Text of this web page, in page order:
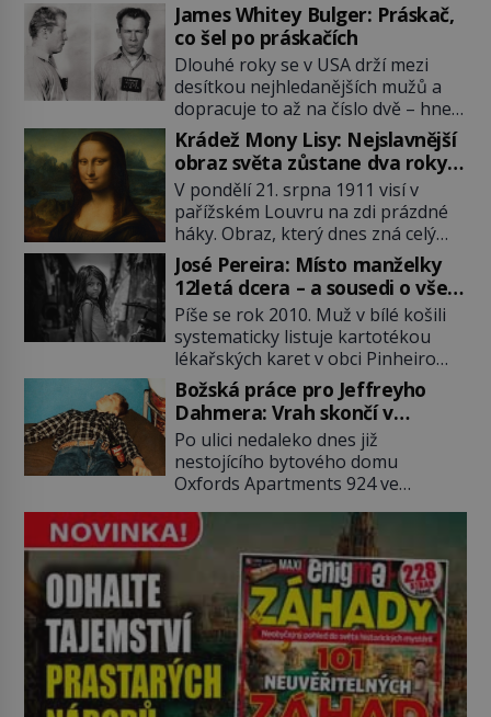
James Whitey Bulger: Práskač,
co šel po práskačích
Dlouhé roky se v USA drží mezi
desítkou nejhledanějších mužů a
dopracuje to až na číslo dvě – hned
po Usámovi bin Ládinovi (1957–
2011). To je James „Whitey“ Bulger
(1929–2018) viněný ze spoluúčasti
na 19 vraždách, vydírání a lichvy. A
samozřejmě, krom toho je ještě
drogový dealer, který neváhá
odstranit z cesty všechny práskače,
zatímco […]
Krádež Mony Lisy: Nejslavnější
obraz světa zůstane dva roky
nezvěstný
V pondělí 21. srpna 1911 visí v
pařížském Louvru na zdi prázdné
háky. Obraz, který dnes zná celý
svět, je pryč. Zpočátku si nikdo
nemyslí, že jde o krádež.
Zaměstnanci jsou přesvědčeni, že
Mona Lisa je jen v restaurátorské
dílně nebo u fotografa. Když se
ukáže pravda, propukne jeden z
největších honů na zloděje v […]
José Pereira: Místo manželky
12letá dcera – a sousedi o všem
vědí!
Píše se rok 2010. Muž v bílé košili
systematicky listuje kartotékou
lékařských karet v obci Pinheiro
ležící asi 20 kilometrů od farmy s
podivínským majitelem. Něco tu
nesedí. Ledaže… Ledaže by ta
mladá dívka z farmy byla ne
manželkou, ale dcerou – a všechny
ty děti byly zplozené v incestu. Na
sociálním odboru jednoho z […]
Božská práce pro Jeffreyho
Dahmera: Vrah skončí v
tratolišti krve ve vězeňských
umývárnách
Po ulici nedaleko dnes již
nestojícího bytového domu
Oxfords Apartments 924 ve
potácí zcela zmatený 14letý
Konerak Sinthasomphone. Když ho
zastaví policejní hlídka, ochable jí
nadiktuje adresu „jeho kamaráda“.
Strážníci ho dopraví zpět do
udaného bytu. Oním „kamarádem“
je ovšem jeden z nejslavnějších
vrahů, Jeffrey Dahmer (1960–1994).
Je 27. května 1991. […]